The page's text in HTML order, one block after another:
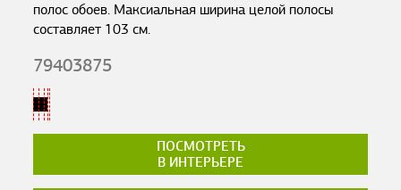
полос обоев. Максиальная ширина целой полосы
составляет 103 см.
79403875
ПОСМОТРЕТЬ
В ИНТЕРЬЕРЕ